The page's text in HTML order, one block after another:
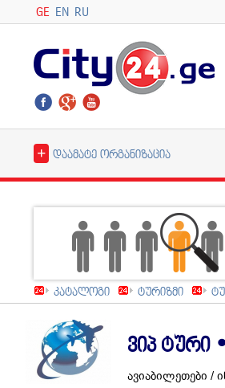
GE EN RU
+ დაამატე ორგანიზაცია
კატალოგი ტურიზმი
ვიპ ტური
ავიაბილეთები /